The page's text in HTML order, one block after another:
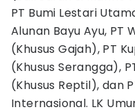
PT Bumi Lestari
Alunan Bayu Ayu, PT
(Khusus Gajah), PT
(Khusus Serangga),
(Khusus Reptil), dan
Internasional. LK